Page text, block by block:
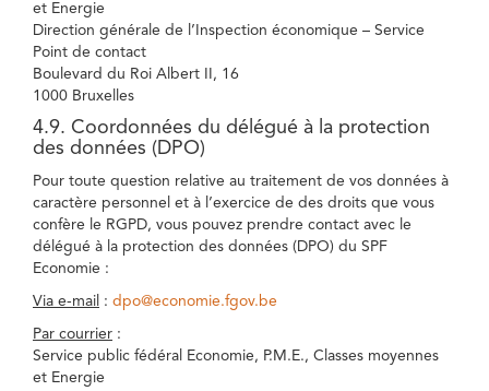
et Energie
Direction générale de l’Inspection économique – Service
Point de contact
Boulevard du Roi Albert II, 16
1000 Bruxelles
4.9. Coordonnées du délégué à la protection
des données (DPO)
Pour toute question relative au traitement de vos données à
caractère personnel et à l’exercice de des droits que vous
confère le RGPD, vous pouvez prendre contact avec le
délégué à la protection des données (DPO) du SPF
Economie :
Via e-mail : dpo@economie.fgov.be
Par courrier :
Service public fédéral Economie, P.M.E., Classes moyennes
et Energie